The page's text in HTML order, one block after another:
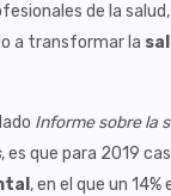
de la
a transformar la
Informe sobre la
, es que para 2019
, en el que un